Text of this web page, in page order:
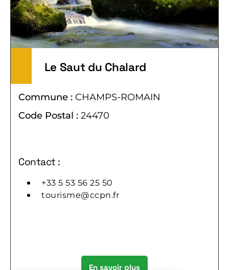
Le Saut du Chalard
Commune : CHAMPS-ROMAIN
Code Postal : 24470
Contact :
+33 5 53 56 25 50
tourisme@ccpn.fr
En savoir plus